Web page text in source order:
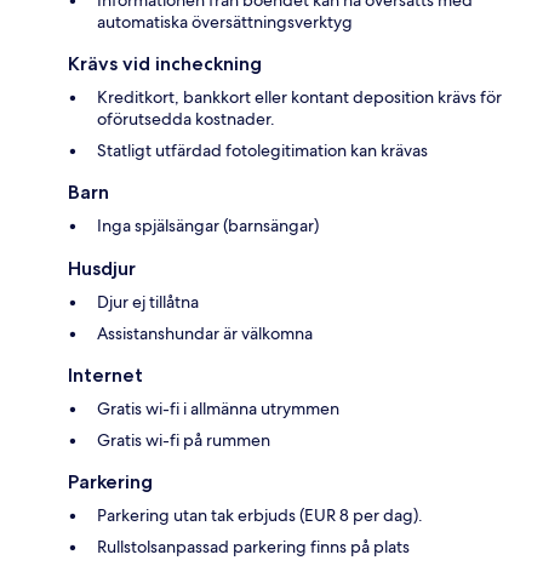
automatiska översättningsverktyg
Krävs vid incheckning
Kreditkort, bankkort eller kontant deposition krävs för
oförutsedda kostnader.
Statligt utfärdad fotolegitimation kan krävas
Barn
Inga spjälsängar (barnsängar)
Husdjur
Djur ej tillåtna
Assistanshundar är välkomna
Internet
Gratis wi-fi i allmänna utrymmen
Gratis wi-fi på rummen
Parkering
Parkering utan tak erbjuds (EUR 8 per dag).
Rullstolsanpassad parkering finns på plats